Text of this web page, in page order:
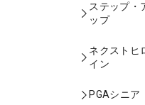
ステップ・
ップ
ネクストヒ
イン
PGAシニア